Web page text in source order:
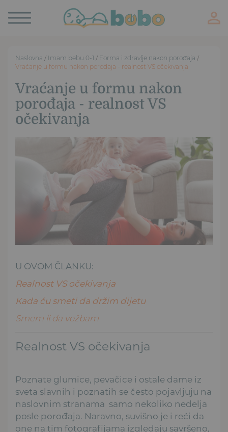
Toggle
navigation
Naslovna / Imam bebu 0-1 / Forma i zdravlje nakon porođaja /
Vraćanje u formu nakon porođaja - realnost VS očekivanja
Vraćanje u formu nakon
porođaja - realnost VS
očekivanja
U OVOM ČLANKU:
Realnost VS očekivanja
Kada ću smeti da držim dijetu
Smem li da vežbam
Realnost VS očekivanja
Poznate glumice, pevačice i ostale dame iz
sveta slavnih i poznatih se često pojavljuju na
naslovnim stranama samo nekoliko nedelja
posle porođaja. Naravno, suvišno je i reći da
one na tim fotografijama izgledaju savršeno,